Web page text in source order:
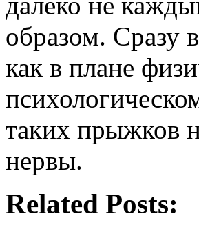
образом. Сразу
как в плане
таких прыжков
нервы.
Related Posts: